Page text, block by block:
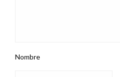
Nombre